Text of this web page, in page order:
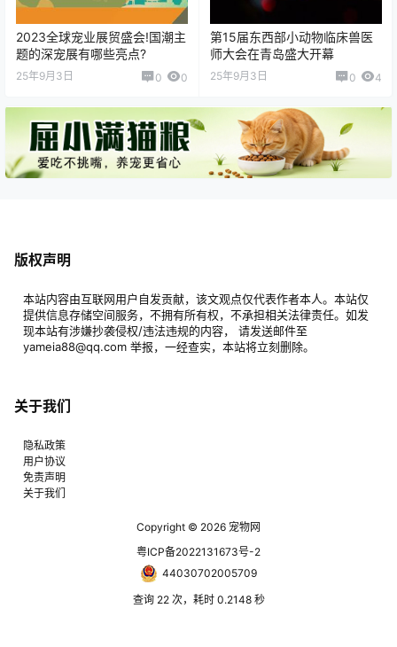
2023全球宠业展贸盛会!国潮主
题的深宠展有哪些亮点?
25年9月3日 0 0
第15届东西部小动物临床兽医
师大会在青岛盛大开幕
25年9月3日 0 4
版权声明
本站内容由互联网用户自发贡献，该文观点仅代表作者本人。本站仅
提供信息存储空间服务，不拥有所有权，不承担相关法律责任。如发
现本站有涉嫌抄袭侵权/违法违规的内容， 请发送邮件至
yameia88@qq.com 举报，一经查实，本站将立刻删除。
关于我们
隐私政策
用户协议
免责声明
关于我们
Copyright © 2026 宠物网
粤ICP备2022131673号-2
44030702005709
查询 22 次，耗时 0.2148 秒